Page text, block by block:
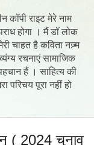
कॉपी राइट मेरे नाम
होगा । मैं डॉ लोक
चाहत है कविता नज़्म
रचनाएं सामाजिक
हैं । साहित्य की
परिचय पूरा नहीं हो
( 2024 चुनाव